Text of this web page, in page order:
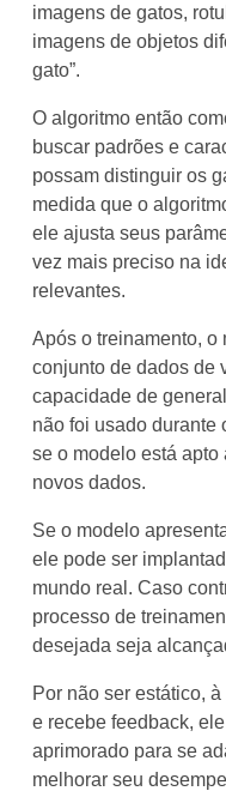
imagens de gatos,
imagens de objetos
gato”.
O algoritmo então
buscar padrões e
possam distinguir os
medida que o
ele ajusta seus
vez mais preciso na
relevantes.
Após o treinamento, o
conjunto de dados de
capacidade de
não foi usado durante
se o modelo está apto
novos dados.
Se o modelo
ele pode ser
mundo real. Caso
processo de
desejada seja
Por não ser estático,
e recebe feedback,
aprimorado para se
melhorar seu